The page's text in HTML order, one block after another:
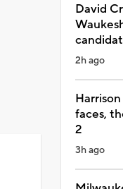
David
2h ago
faces,
2
3h ago